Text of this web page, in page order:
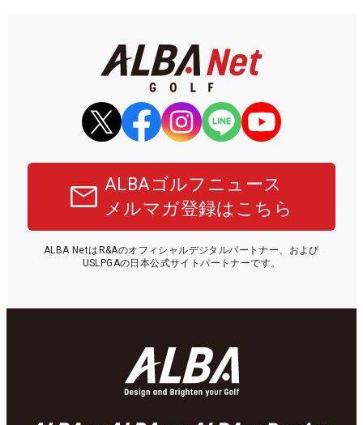
ALBAゴルフニュース
メルマガ登録はこちら
ALBA NetはR&Aのオフィシャルデジタルパートナー、および
USLPGAの日本公式サイトパートナーです。